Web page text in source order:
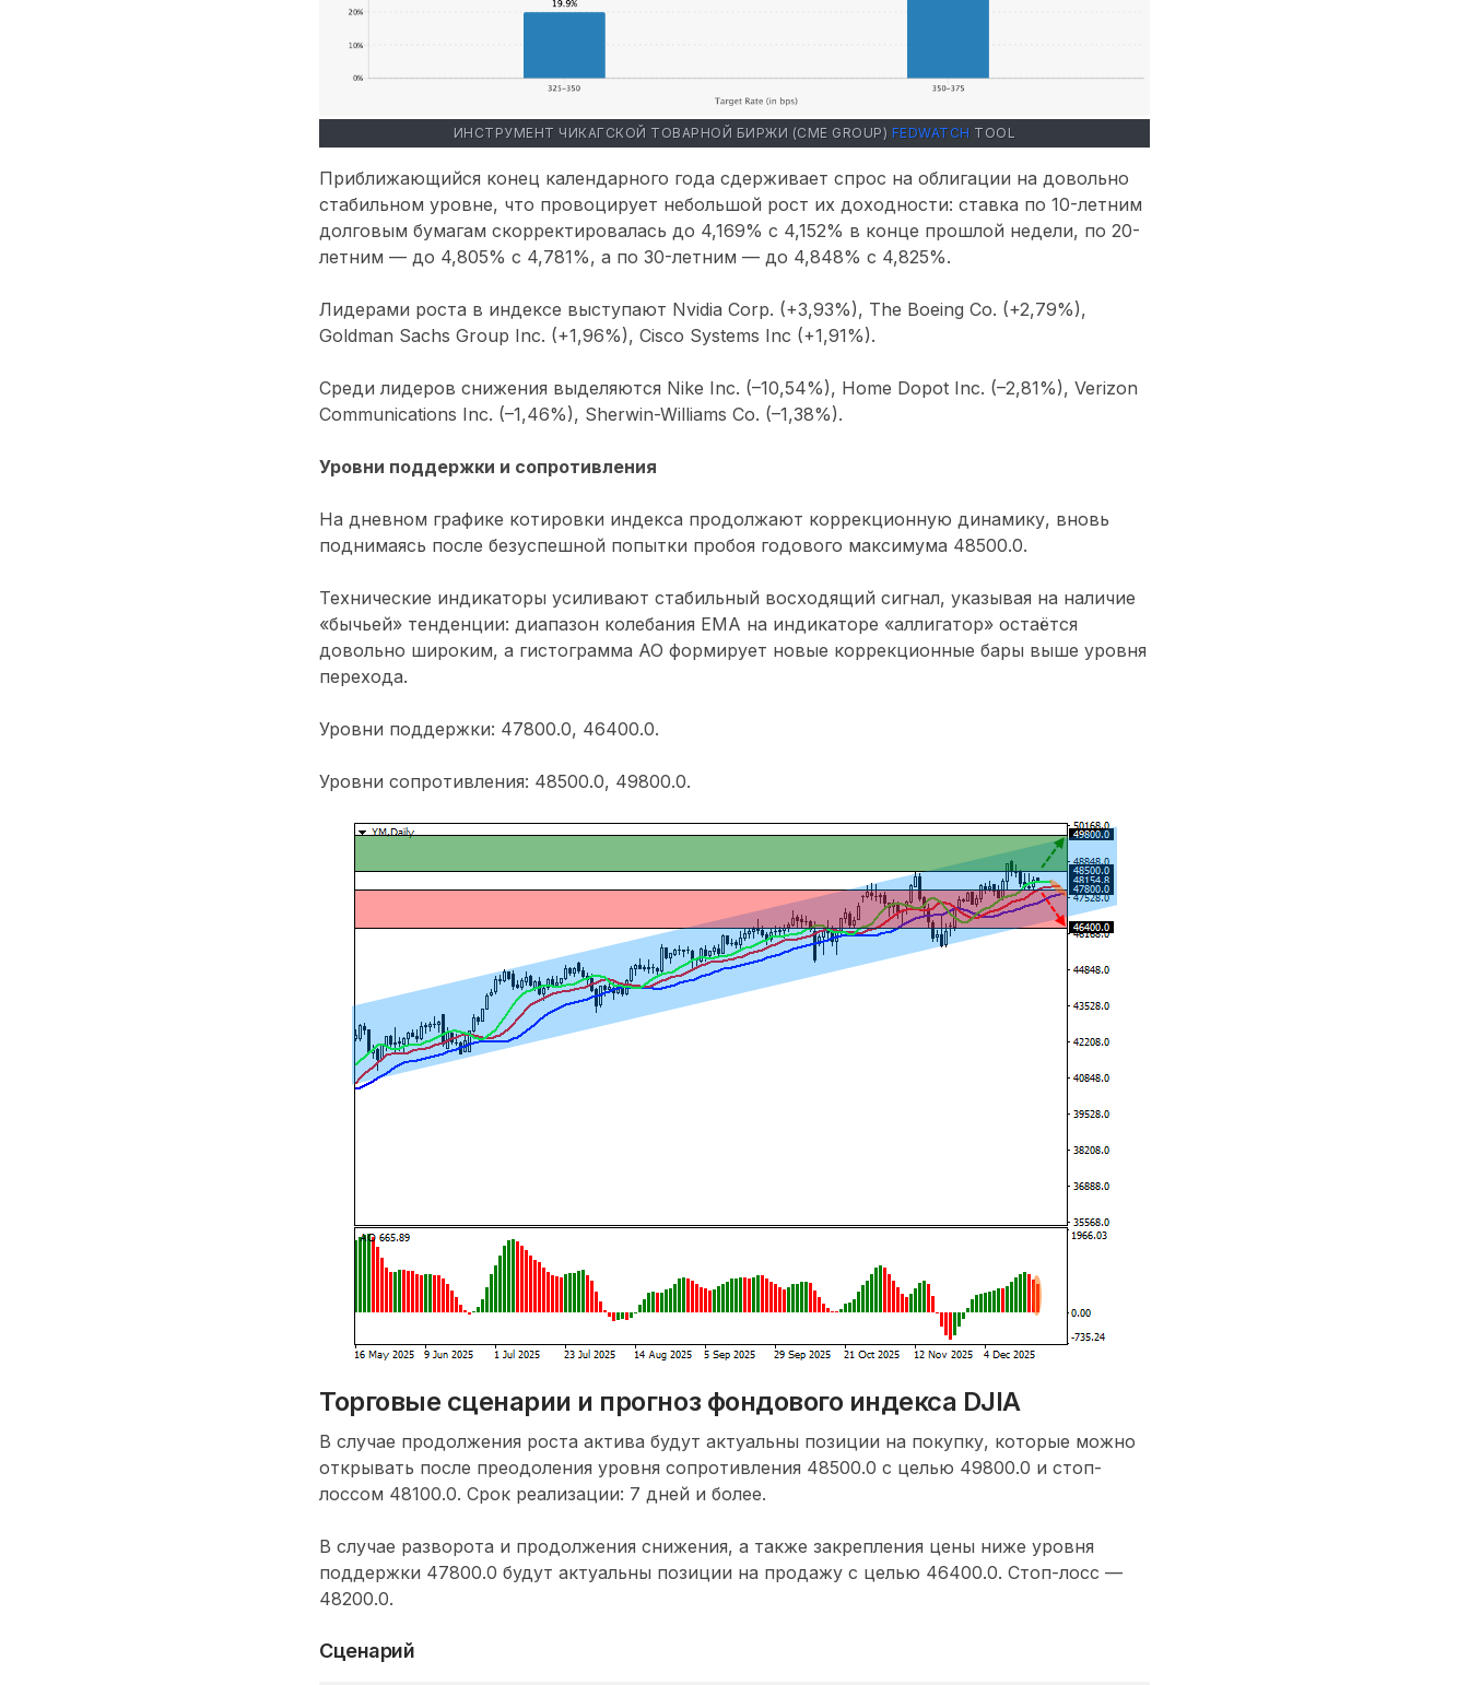
ИНСТРУМЕНТ ЧИКАГСКОЙ ТОВАРНОЙ БИРЖИ (CME GROUP) FEDWATCH TOOL
Приближающийся конец календарного года сдерживает спрос на облигации на довольно
стабильном уровне, что провоцирует небольшой рост их доходности: ставка по 10-летним
долговым бумагам скорректировалась до 4,169% с 4,152% в конце прошлой недели, по 20-
летним — до 4,805% с 4,781%, а по 30-летним — до 4,848% с 4,825%.
Лидерами роста в индексе выступают Nvidia Corp. (+3,93%), The Boeing Co. (+2,79%),
Goldman Sachs Group Inc. (+1,96%), Cisco Systems Inc (+1,91%).
Среди лидеров снижения выделяются Nike Inc. (–10,54%), Home Dopot Inc. (–2,81%), Verizon
Communications Inc. (–1,46%), Sherwin-Williams Co. (–1,38%).
Уровни поддержки и сопротивления
На дневном графике котировки индекса продолжают коррекционную динамику, вновь
поднимаясь после безуспешной попытки пробоя годового максимума 48500.0.
Технические индикаторы усиливают стабильный восходящий сигнал, указывая на наличие
«бычьей» тенденции: диапазон колебания EMA на индикаторе «аллигатор» остаётся
довольно широким, а гистограмма AO формирует новые коррекционные бары выше уровня
перехода.
Уровни поддержки: 47800.0, 46400.0.
Уровни сопротивления: 48500.0, 49800.0.
Торговые сценарии и прогноз фондового индекса DJIA
В случае продолжения роста актива будут актуальны позиции на покупку, которые можно
открывать после преодоления уровня сопротивления 48500.0 с целью 49800.0 и стоп-
лоссом 48100.0. Срок реализации: 7 дней и более.
В случае разворота и продолжения снижения, а также закрепления цены ниже уровня
поддержки 47800.0 будут актуальны позиции на продажу с целью 46400.0. Стоп-лосс —
48200.0.
Сценарий